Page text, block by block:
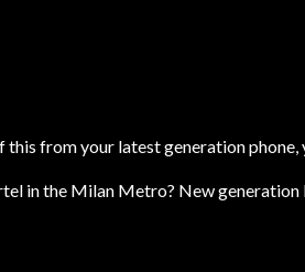
this from your latest generation phone,
in the Milan Metro? New